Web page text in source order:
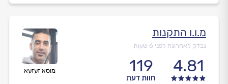
מוסא זעזעא
מ.ו.ו התקנות
נבדק לאחרונה לפני 6 שעות
4.81
119
חוות דעת